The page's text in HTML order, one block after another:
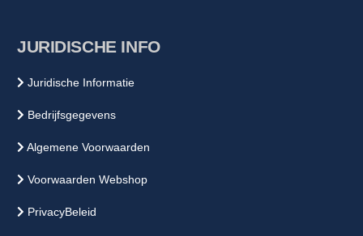
JURIDISCHE INFO
Juridische Informatie
Bedrijfsgegevens
Algemene Voorwaarden
Voorwaarden Webshop
PrivacyBeleid